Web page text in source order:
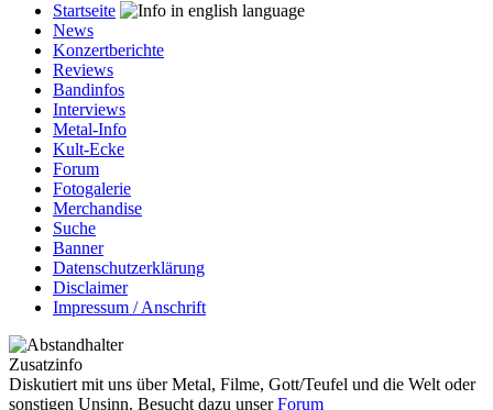
Startseite
News
Konzertberichte
Reviews
Bandinfos
Interviews
Metal-Info
Kult-Ecke
Forum
Fotogalerie
Merchandise
Suche
Banner
Datenschutzerklärung
Disclaimer
Impressum / Anschrift
Zusatzinfo
Diskutiert mit uns über Metal, Filme, Gott/Teufel und die Welt oder
sonstigen Unsinn. Besucht dazu unserForum